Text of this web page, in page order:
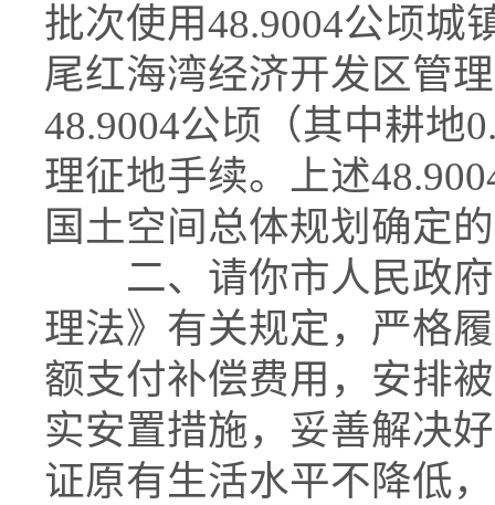
批次使用48.9004公顷城
尾红海湾经济开发区管
48.9004公顷（其中耕地
理征地手续。上述
国土空间总体规划确定
二、请你市人民政府
理法》有关规定，严格
额支付补偿费用，安排
实安置措施，妥善解决
证原有生活水平不降低